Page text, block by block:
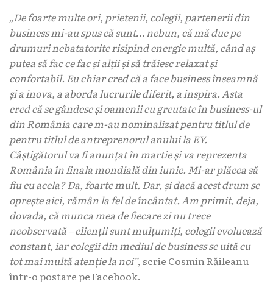
„De foarte multe ori, prietenii, colegii, partenerii din
business mi-au spus că sunt… nebun, că mă duc pe
drumuri nebatatorite risipind energie multă, când aș
putea să fac ce fac și alții și să trăiesc relaxat și
confortabil. Eu chiar cred că a face business înseamnă
și a inova, a aborda lucrurile diferit, a inspira. Asta
cred că se gândesc și oamenii cu greutate în business-ul
din România care m-au nominalizat pentru titlul de
pentru titlul de antreprenorul anului la EY.
Câștigătorul va fi anunțat în martie și va reprezenta
România în finala mondială din iunie. Mi-ar plăcea să
fiu eu acela? Da, foarte mult. Dar, și dacă acest drum se
oprește aici, rămân la fel de încântat. Am primit, deja,
dovada, că munca mea de fiecare zi nu trece
neobservată – clienții sunt mulțumiți, colegii evoluează
constant, iar colegii din mediul de business se uită cu
tot mai multă atenție la noi”, scrie Cosmin Răileanu
într-o postare pe Facebook.